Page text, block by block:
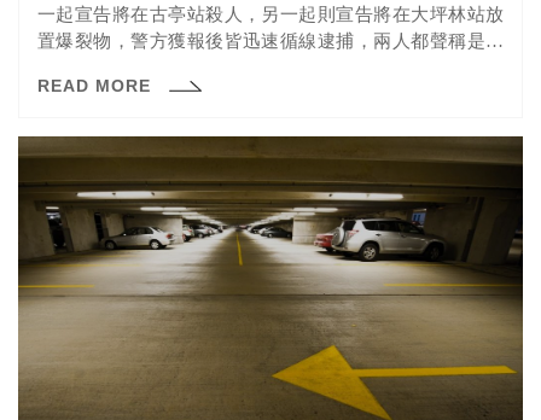
一起宣告將在古亭站殺人，另一起則宣告將在大坪林站放
置爆裂物，警方獲報後皆迅速循線逮捕，兩人都聲稱是心
知道大家平時所講的恐嚇罪在刑法其實分為兩種不同的法
READ MORE